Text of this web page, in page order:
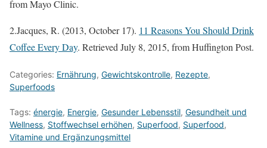
from Mayo Clinic.
2.Jacques, R. (2013, October 17). 11 Reasons You Should Drink
Coffee Every Day. Retrieved July 8, 2015, from Huffington Post.
Categories: Ernährung, Gewichtskontrolle, Rezepte,
Superfoods
Tags: énergie, Energie, Gesunder Lebensstil, Gesundheit und
Wellness, Stoffwechsel erhöhen, Superfood, Superfood,
Vitamine und Ergänzungsmittel